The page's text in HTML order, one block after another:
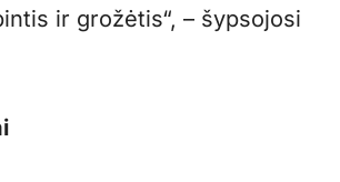
ir grožėtis“, – šypsojosi